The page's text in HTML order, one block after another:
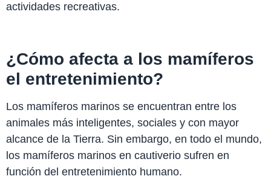
actividades recreativas.
¿Cómo afecta a los mamíferos
el entretenimiento?
Los mamíferos marinos se encuentran entre los
animales más inteligentes, sociales y con mayor
alcance de la Tierra. Sin embargo, en todo el mundo,
los mamíferos marinos en cautiverio sufren en
función del entretenimiento humano.